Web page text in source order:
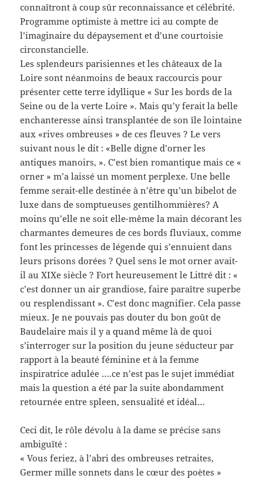
connaîtront à coup sûr reconnaissance et célébrité.
Programme optimiste à mettre ici au compte de
l’imaginaire du dépaysement et d’une courtoisie
circonstancielle.
Les splendeurs parisiennes et les châteaux de la
Loire sont néanmoins de beaux raccourcis pour
présenter cette terre idyllique « Sur les bords de la
Seine ou de la verte Loire ». Mais qu’y ferait la belle
enchanteresse ainsi transplantée de son île lointaine
aux «rives ombreuses » de ces fleuves ? Le vers
suivant nous le dit : «Belle digne d’orner les
antiques manoirs, ». C’est bien romantique mais ce «
orner » m’a laissé un moment perplexe. Une belle
femme serait-elle destinée à n’être qu’un bibelot de
luxe dans de somptueuses gentilhommières? A
moins qu’elle ne soit elle-même la main décorant les
charmantes demeures de ces bords fluviaux, comme
font les princesses de légende qui s’ennuient dans
leurs prisons dorées ? Quel sens le mot orner avait-
il au XIXe siècle ? Fort heureusement le Littré dit : «
c’est donner un air grandiose, faire paraître superbe
ou resplendissant ». C’est donc magnifier. Cela passe
mieux. Je ne pouvais pas douter du bon goût de
Baudelaire mais il y a quand même là de quoi
s’interroger sur la position du jeune séducteur par
rapport à la beauté féminine et à la femme
inspiratrice adulée ….ce n’est pas le sujet immédiat
mais la question a été par la suite abondamment
retournée entre spleen, sensualité et idéal…
Ceci dit, le rôle dévolu à la dame se précise sans
ambiguïté :
« Vous feriez, à l’abri des ombreuses retraites,
Germer mille sonnets dans le cœur des poètes »